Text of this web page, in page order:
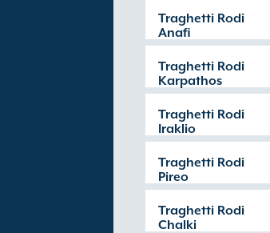
Traghetti Rodi
Anafi
Traghetti Rodi
Karpathos
Traghetti Rodi
Iraklio
Traghetti Rodi
Pireo
Traghetti Rodi
Chalki